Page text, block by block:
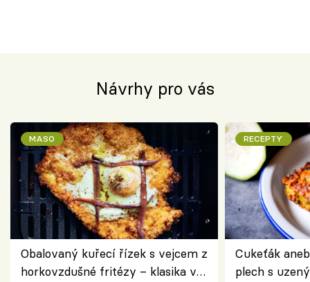
Návrhy pro vás
MASO
Obalovaný kuřecí řízek s vejcem z
horkovzdušné fritézy – klasika v
RECEPTY
Cukeťák
plech s